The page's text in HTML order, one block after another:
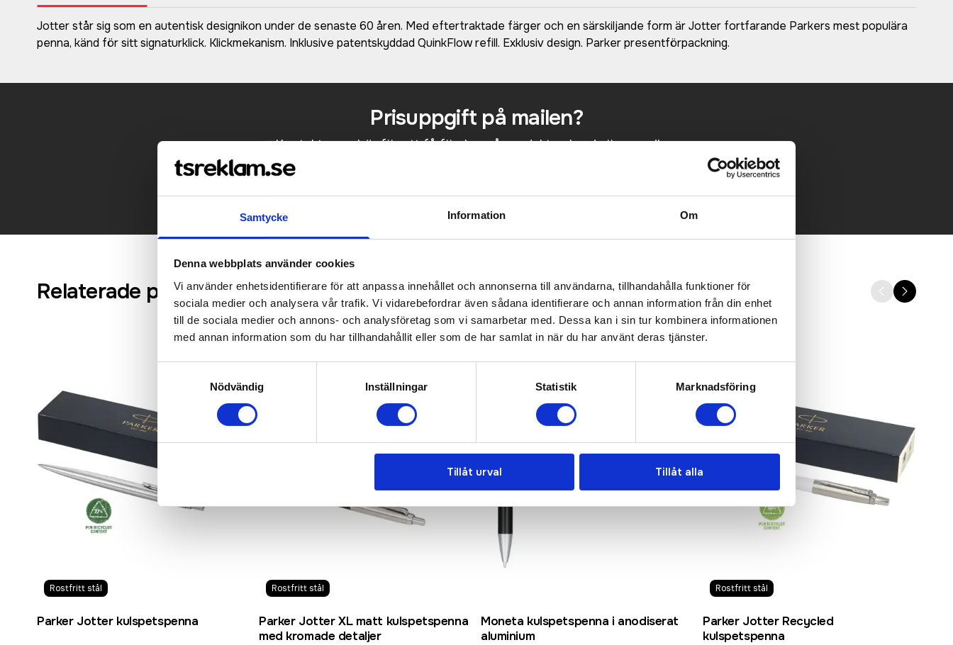
Samtycke Information Om
Denna webbplats använder cookies
Vi använder enhetsidentifierare för att anpassa innehållet och annonserna till användarna, tillhandahålla funktioner för
sociala medier och analysera vår trafik. Vi vidarebefordrar även sådana identifierare och annan information från din enhet
till de sociala medier och annons- och analysföretag som vi samarbetar med. Dessa kan i sin tur kombinera informationen
med annan information som du har tillhandahållit eller som de har samlat in när du har använt deras tjänster.
Nödvändig
Inställningar Statistik Marknadsföring
Tillåt urval Tillåt alla
Jotter står sig som en autentisk designikon under de senaste 60 åren. Med eftertraktade färger och en särskiljande form är Jotter fortfarande Parkers mest populära
penna, känd för sitt signaturklick. Klickmekanism. Inklusive patentskyddad QuinkFlow refill. Exklusiv design. Parker presentförpackning.
Prisuppgift på mailen?
Kontakta oss här för att få förslag på produkt och pris över mailen.
KONTAKTA OSS
Relaterade produkter
Rostfritt stål
Parker Jotter kulspetspenna
Rostfritt stål
Parker Jotter XL matt kulspetspenna
med kromade detaljer
Moneta kulspetspenna i anodiserat
aluminium
Rostfritt stål
Parker Jotter Recycled
kulspetspenna